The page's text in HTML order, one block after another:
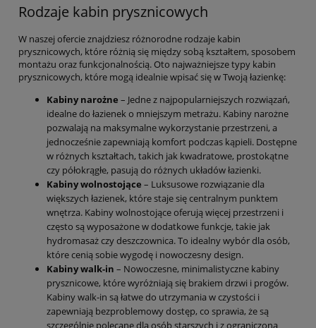
Rodzaje kabin prysznicowych
W naszej ofercie znajdziesz różnorodne rodzaje kabin
prysznicowych, które różnią się między sobą kształtem, sposobem
montażu oraz funkcjonalnością. Oto najważniejsze typy kabin
prysznicowych, które mogą idealnie wpisać się w Twoją łazienkę:
Kabiny narożne – Jedne z najpopularniejszych rozwiązań,
idealne do łazienek o mniejszym metrażu. Kabiny narożne
pozwalają na maksymalne wykorzystanie przestrzeni, a
jednocześnie zapewniają komfort podczas kąpieli. Dostępne
w różnych kształtach, takich jak kwadratowe, prostokątne
czy półokrągłe, pasują do różnych układów łazienki.
Kabiny wolnostojące – Luksusowe rozwiązanie dla
większych łazienek, które staje się centralnym punktem
wnętrza. Kabiny wolnostojące oferują więcej przestrzeni i
często są wyposażone w dodatkowe funkcje, takie jak
hydromasaż czy deszczownica. To idealny wybór dla osób,
które cenią sobie wygodę i nowoczesny design.
Kabiny walk-in – Nowoczesne, minimalistyczne kabiny
prysznicowe, które wyróżniają się brakiem drzwi i progów.
Kabiny walk-in są łatwe do utrzymania w czystości i
zapewniają bezproblemowy dostęp, co sprawia, że są
szczególnie polecane dla osób starszych i z ograniczoną